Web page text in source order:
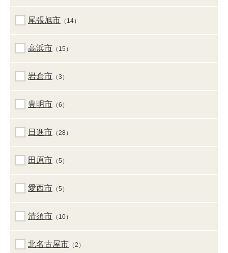
尾張旭市 （14）
高浜市 （15）
岩倉市 （3）
豊明市 （6）
日進市 （28）
田原市 （5）
愛西市 （5）
清須市 （10）
北名古屋市 （2）